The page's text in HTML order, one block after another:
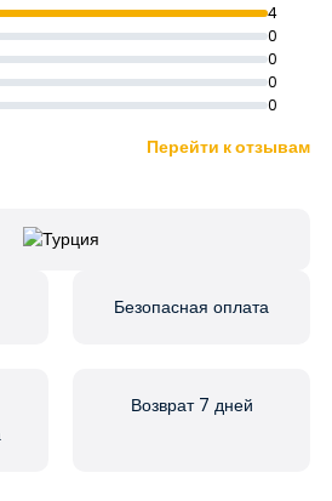
4
0
0
0
0
Перейти к отзывам
Безопасная оплата
Возврат 7 дней